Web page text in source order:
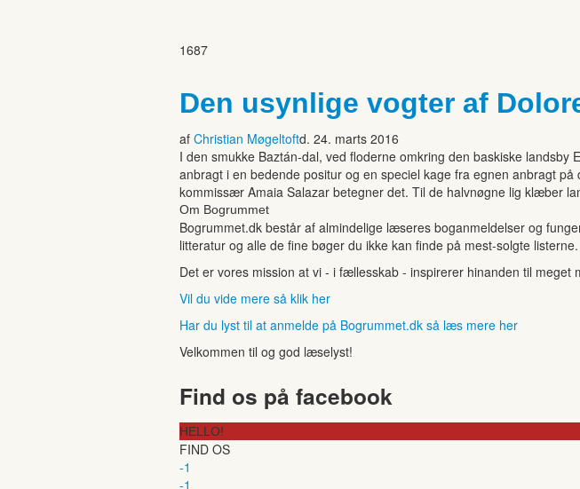
1687
Den usynlige vogter af
af Christian Møgeltoftd. 24. marts 2016
I den smukke Baztán-dal, ved floderne omkring den baskiske
anbragt i en bedende positur og en speciel kage fra egnen anbragt
kommissær Amaia Salazar betegner det. Til de halvnøgne lig klæber
Om Bogrummet
Bogrummet.dk består af almindelige læseres boganmeldelser og
litteratur og alle de fine bøger du ikke kan finde på mest-solgte listerne.
Det er vores mission at vi - i fællesskab - inspirerer hinanden til meget
Vil du vide mere så klik her
Har du lyst til at anmelde på Bogrummet.dk så læs mere her
Velkommen til og god læselyst!
Find os på facebook
HELLO!
FIND OS
-1
-1